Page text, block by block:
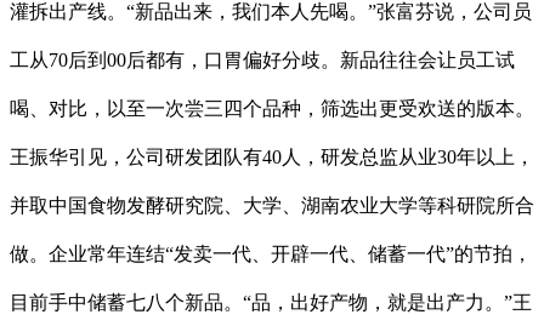
灌拆出产线。“新品出来，我们本人先喝。”张富芬说，公司员
工从70后到00后都有，口胃偏好分歧。新品往往会让员工试
喝、对比，以至一次尝三四个品种，筛选出更受欢送的版本。
王振华引见，公司研发团队有40人，研发总监从业30年以上，
并取中国食物发酵研究院、大学、湖南农业大学等科研院所合
做。企业常年连结“发卖一代、开辟一代、储蓄一代”的节拍，
目前手中储蓄七八个新品。“品，出好产物，就是出产力。”王